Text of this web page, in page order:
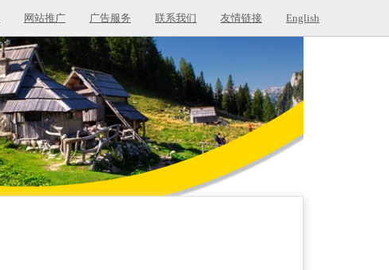
网站推广 广告服务 联系我们 友情链接 English